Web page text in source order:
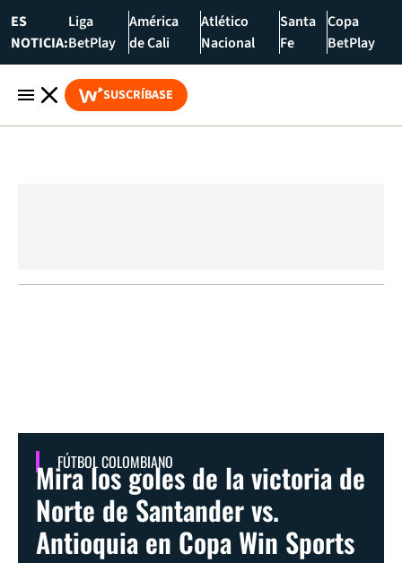
ES
NOTICIA:
Liga
BetPlay
América
de Cali
Atlético
Nacional
Santa
Fe
Copa
BetPlay
SUSCRÍBASE
FÚTBOL COLOMBIANO
Mira los goles de la victoria de
Norte de Santander vs.
Antioquia en Copa Win Sports